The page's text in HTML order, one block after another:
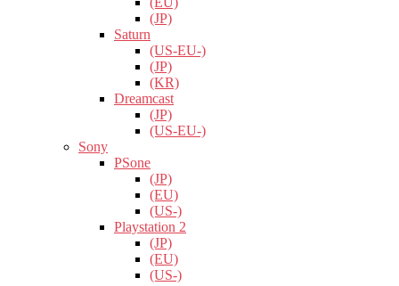
(JP)
Saturn
(US-EU-)
(JP)
(KR)
Dreamcast
(JP)
(US-EU-)
Sony
PSone
(JP)
(EU)
(US-)
Playstation 2
(JP)
(EU)
(US-)